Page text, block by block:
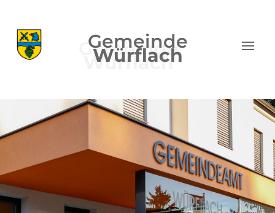
Gemeinde
Würflach